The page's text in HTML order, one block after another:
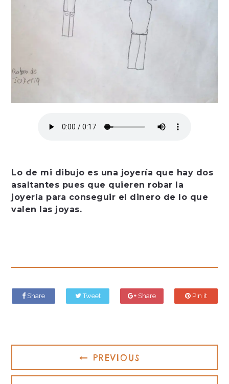
Lo de mi dibujo es una joyería que hay dos
asaltantes pues que quieren robar la
joyería para conseguir el dinero de lo que
valen las joyas.
Share Tweet Share Pin it
PREVIOUS